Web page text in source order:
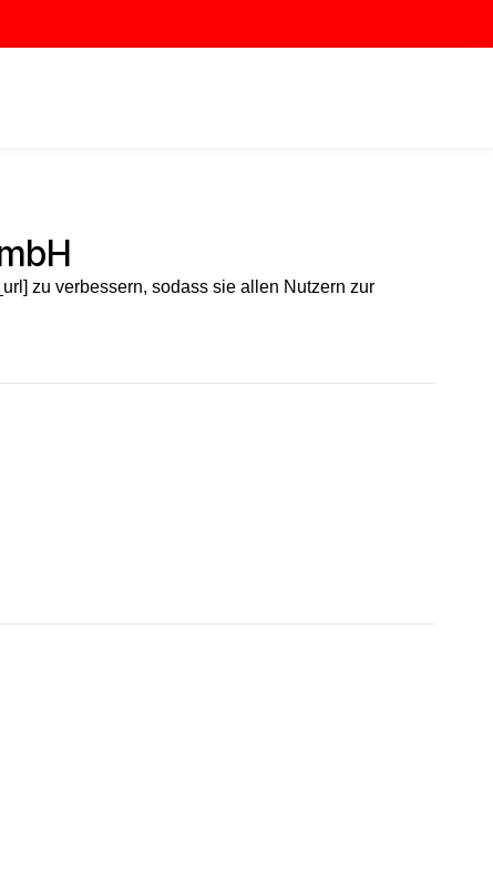
zu verbessern, sodass sie allen Nutzern zur